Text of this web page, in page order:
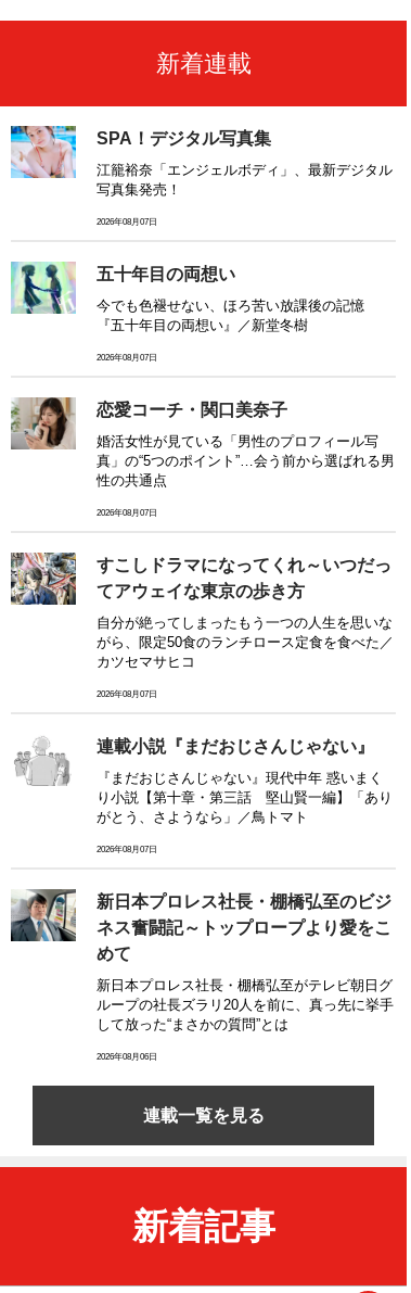
新着連載
SPA！デジタル写真集
江籠裕奈「エンジェルボディ」、最新デジタル
写真集発売！
2026年08月07日
五十年目の両想い
今でも色褪せない、ほろ苦い放課後の記憶
『五十年目の両想い』／新堂冬樹
2026年08月07日
恋愛コーチ・関口美奈子
婚活女性が見ている「男性のプロフィール写
真」の“5つのポイント”…会う前から選ばれる男
性の共通点
2026年08月07日
すこしドラマになってくれ～いつだっ
てアウェイな東京の歩き方
自分が絶ってしまったもう一つの人生を思いな
がら、限定50食のランチロース定食を食べた／
カツセマサヒコ
2026年08月07日
連載小説『まだおじさんじゃない』
『まだおじさんじゃない』現代中年 惑いまく
り小説【第十章・第三話 堅山賢一編】「あり
がとう、さようなら」／鳥トマト
2026年08月07日
新日本プロレス社長・棚橋弘至のビジ
ネス奮闘記～トップロープより愛をこ
めて
新日本プロレス社長・棚橋弘至がテレビ朝日グ
ループの社長ズラリ20人を前に、真っ先に挙手
して放った“まさかの質問”とは
2026年08月06日
連載一覧を見る
新着記事